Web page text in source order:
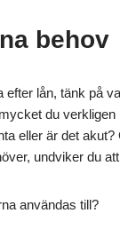
behov
efter lån, tänk på
du verkligen
eller är det
undviker du
användas till?